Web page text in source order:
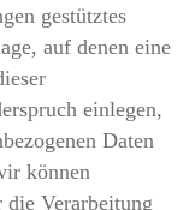
gestütztes
auf denen eine
einlegen,
Daten
können
Verarbeitung